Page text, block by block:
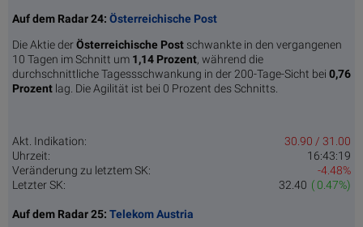
Auf dem Radar 24: Österreichische Post
Die Aktie derÖsterreichische Post schwankte in den vergangenen
10 Tagen im Schnitt um 1,14 Pro­zent, während die
durchschnittliche Tagessschwankung in der 200-Tage-Sicht bei 0,76
Prozent lag. Die Agilität ist bei 0 Prozent des Schnitts.
Akt. Indikation:
30.90 / 31.00
Uhrzeit:
16:43:19
Veränderung zu letztem SK:
-4.48%
Letzter SK:
( 0.47%)
32.40
Auf dem Radar 25: Telekom Austria